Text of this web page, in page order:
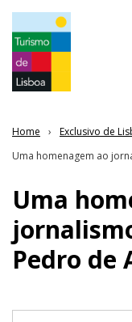
Home
Exclusivo de
Uma homenagem ao
Uma
Pedro de